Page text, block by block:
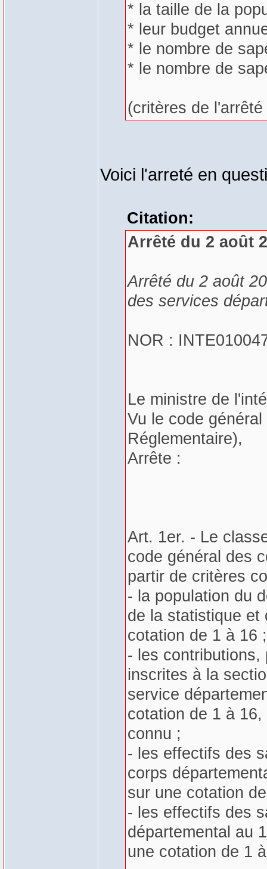
* la taille de la
* leur budget
* le nombre de
* le nombre de
(critères de
Voici l'arreté en
Citation:
Arrêté du 2 août
Arrêté du 2 août
des services
NOR :
Le ministre de
Vu le code
Réglementaire),
Arrête :
Art. 1er. - Le
code général des
partir de critères
- la population du
de la statistique et
cotation de 1 à 16 ;
- les contributions,
inscrites à la
service
cotation de 1 à
connu ;
- les effectifs des
corps
sur une cotation
- les effectifs des
départemental au
une cotation de 1